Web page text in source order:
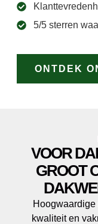
5/5 sterren
ONTDEK
VOOR
GROOT
kwaliteit en